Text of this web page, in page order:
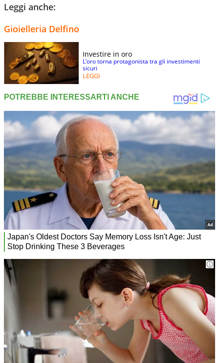
Leggi anche:
Gioielleria Delfino
Investire in oro
L’oro torna protagonista tra gli investimenti
sicuri
LEGGI